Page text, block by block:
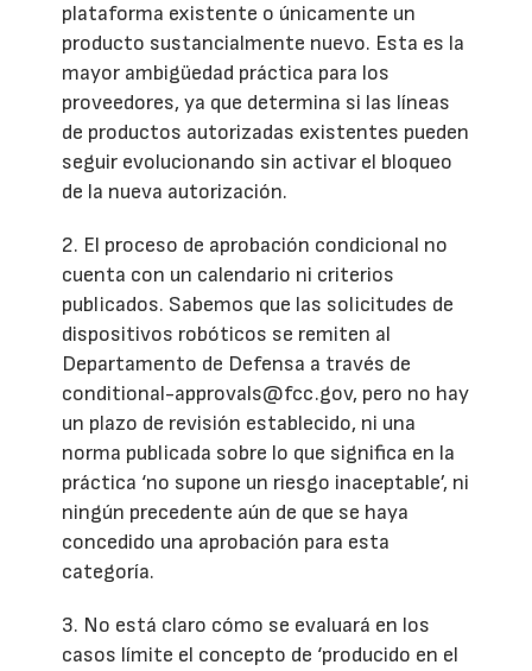
plataforma existente o únicamente un
producto sustancialmente nuevo. Esta es la
mayor ambigüedad práctica para los
proveedores, ya que determina si las líneas
de productos autorizadas existentes pueden
seguir evolucionando sin activar el bloqueo
de la nueva autorización.
2. El proceso de aprobación condicional no
cuenta con un calendario ni criterios
publicados. Sabemos que las solicitudes de
dispositivos robóticos se remiten al
Departamento de Defensa a través de
conditional-approvals@fcc.gov, pero no hay
un plazo de revisión establecido, ni una
norma publicada sobre lo que significa en la
práctica ‘no supone un riesgo inaceptable’, ni
ningún precedente aún de que se haya
concedido una aprobación para esta
categoría.
3. No está claro cómo se evaluará en los
casos límite el concepto de ‘producido en el